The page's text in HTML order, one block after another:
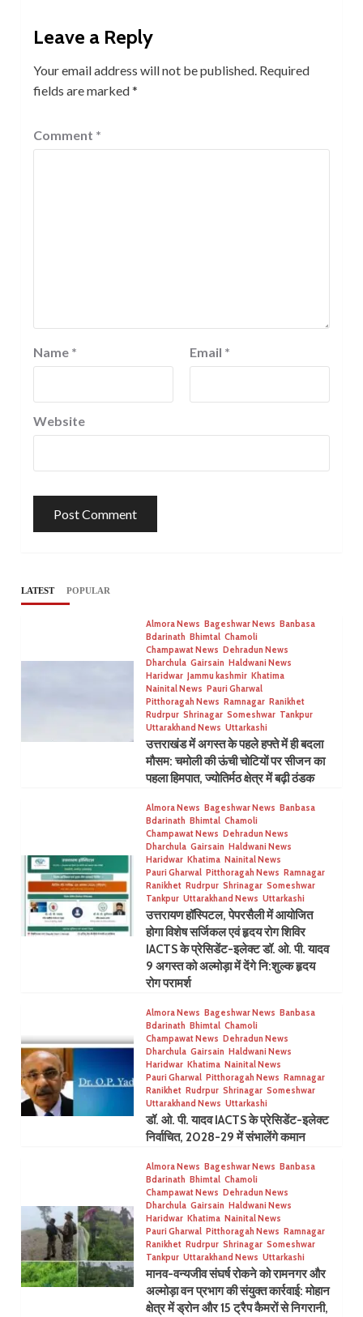
Leave a Reply
Your email address will not be published. Required
fields are marked*
Comment *
Name * Email *
Website
LATEST POPULAR
Almora News Bageshwar News Banbasa
Bdarinath Bhimtal Chamoli
Champawat News Dehradun News
Dharchula Gairsain Haldwani News
Haridwar Jammu kashmir Khatima
Nainital News Pauri Gharwal
Pitthoragah News Ramnagar Ranikhet
Rudrpur Shrinagar Someshwar Tankpur
Uttarakhand News Uttarkashi
उत्तराखंड में अगस्त के पहले हफ्ते में ही बदला
मौसम: चमोली की ऊंची चोटियों पर सीजन का
पहला हिमपात, ज्योतिर्मठ क्षेत्र में बढ़ी ठंडक
Almora News Bageshwar News Banbasa
Bdarinath Bhimtal Chamoli
Champawat News Dehradun News
Dharchula Gairsain Haldwani News
Haridwar Khatima Nainital News
Pauri Gharwal Pitthoragah News Ramnagar
Ranikhet Rudrpur Shrinagar Someshwar
Tankpur Uttarakhand News Uttarkashi
उत्तरायण हॉस्पिटल, पेपरसैली में आयोजित
होगा विशेष सर्जिकल एवं हृदय रोग शिविर
IACTS के प्रेसिडेंट-इलेक्ट डॉ. ओ. पी. यादव
9 अगस्त को अल्मोड़ा में देंगे नि:शुल्क हृदय
रोग परामर्श
Almora News Bageshwar News Banbasa
Bdarinath Bhimtal Chamoli
Champawat News Dehradun News
Dharchula Gairsain Haldwani News
Haridwar Khatima Nainital News
Pauri Gharwal Pitthoragah News Ramnagar
Ranikhet Rudrpur Shrinagar Someshwar
Uttarakhand News Uttarkashi
डॉ. ओ. पी. यादव IACTS के प्रेसिडेंट-इलेक्ट
निर्वाचित, 2028-29 में संभालेंगे कमान
Almora News Bageshwar News Banbasa
Bdarinath Bhimtal Chamoli
Champawat News Dehradun News
Dharchula Gairsain Haldwani News
Haridwar Khatima Nainital News
Pauri Gharwal Pitthoragah News Ramnagar
Ranikhet Rudrpur Shrinagar Someshwar
Tankpur Uttarakhand News Uttarkashi
मानव-वन्यजीव संघर्ष रोकने को रामनगर और
अल्मोड़ा वन प्रभाग की संयुक्त कार्रवाई: मोहान
क्षेत्र में ड्रोन और 15 ट्रैप कैमरों से निगरानी,